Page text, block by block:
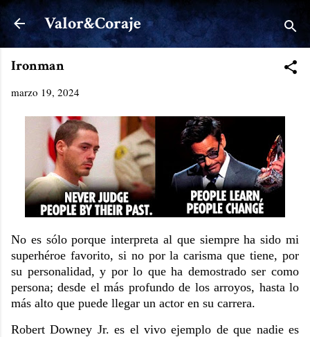
Ir al contenido principal
Valor&Coraje
Ironman
marzo 19, 2024
No es sólo porque interpreta al que siempre ha sido mi
superhéroe favorito, si no por la carisma que tiene, por
su personalidad, y por lo que ha demostrado ser como
persona; desde el más profundo de los arroyos, hasta lo
más alto que puede llegar un actor en su carrera.
Robert Downey Jr. es el vivo ejemplo de que nadie es